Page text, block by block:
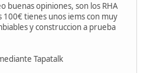
buenas opiniones, son los RHA
100€ tienes unos iems con muy
y construccion a prueba
Tapatalk